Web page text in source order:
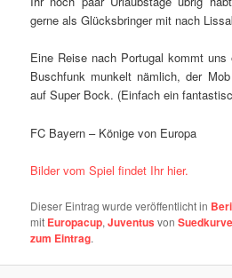
gerne als Glücksbringer mit nach
Eine Reise nach Portugal kommt uns
Buschfunk munkelt nämlich, der
auf Super Bock. (Einfach ein
FC Bayern – Könige von Europa
Bilder vom Spiel findet Ihr hier.
Dieser Eintrag wurde veröffentlicht in
mit Europacup,Juventus von
zum Eintrag.